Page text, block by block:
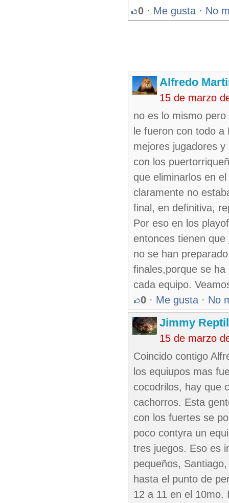
0 · Me gusta · No
Alfredo
15 de marzo
no es lo mismo
le fueron con todo
mejores jugadores
con los
que eliminarlos en
claramente no
final, en definitiva,
Por eso en los
entonces tienen
no se han
finales,porque se
cada equipo.
0 · Me gusta · No
Jimmy
15 de marzo
Coincido contigo
los equiupos mas
cocodrilos, hay que
cachorros. Esta
con los fuertes se
poco contyra un
tres juegos. Eso es
pequeños,
hasta el punto de
12 a 11 en el 10mo.